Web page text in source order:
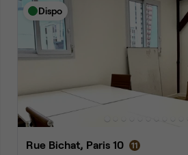
Dispo
Rue Bichat, Paris 10